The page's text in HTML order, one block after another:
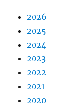
2026
2025
2024
2023
2022
2021
2020